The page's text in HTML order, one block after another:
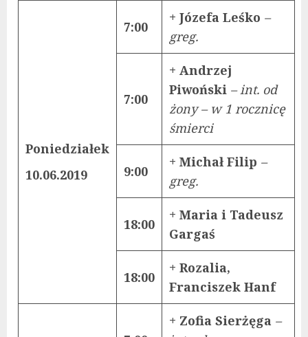
Poniedziałek
10.06.2019
7:00
+ Józefa Leśko –
greg.
7:00
+ Andrzej
Piwoński – int. od
żony – w 1 rocznicę
śmierci
9:00
+ Michał Filip –
greg.
18:00
+ Maria i Tadeusz
Gargaś
18:00
+ Rozalia,
Franciszek Hanf
+ Zofia Sierżęga –